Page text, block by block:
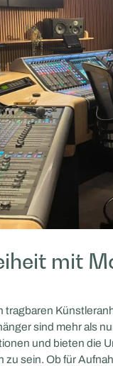
mit
tragbaren
sind mehr als
und bieten die
sein. Ob für